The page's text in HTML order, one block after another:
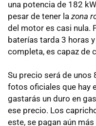
una potencia de 182
pesar de tener la zona
del motor es casi nula.
baterías tarda 3 horas
completa, es capaz de
Su precio será de unos
fotos oficiales que hay
gastarás un duro en
ese precio. Los
este, se pagan aún